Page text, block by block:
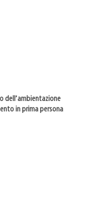
dell’ambientazione
in prima persona